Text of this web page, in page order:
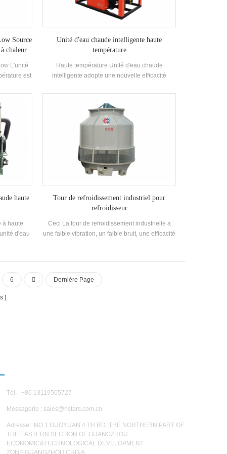
Source
chaleur
L'unité
est
avec
88kw
de
85 ° C
Unité d'eau chaude intelligente haute
température
Haute température Unité d'eau chaude
intelligente adopte une nouvelle efficacité
allant jusqu'à 2,5, développée pour la
galvanoplastie, l'impression et la teinture, la
médecine et les autres industries.
haute
à haute
d'eau
est
large. La
haute
85 ° C.
Tour de refroidissement industriel pour
refroidisseur
Ceci La tour de refroidissement industrielle a
une faible vibration, un faible bruit, une efficacité
refroidissement et de circulation pour la
réfrigération, la climatisation, le produit
chimique, l'industrie légère et autres industries.
6 Dernière Page
Tél. : +86 13119505727
Messagerie : sales@hstars.com.cn
Adresse : NO.1 GUOYUAN 4 TH RD.,THE NORTHERN PART OF
THE EASTERN SECTION OF GUANGZHOU
ECONOMIC&TECHNOLOGICAL DEVELOPMENT
ZONE,GUANGZHOU,CHINA